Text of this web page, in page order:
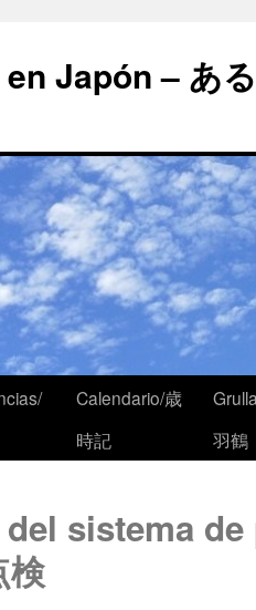
Japón – あ
Calendario/歳
時記
羽鶴
sistema
検